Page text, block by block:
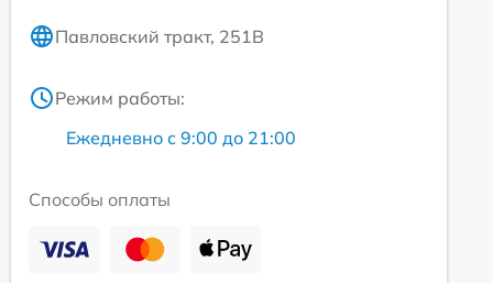
Павловский тракт, 251В
Режим работы:
Ежедневно с 9:00 до 21:00
Способы оплаты